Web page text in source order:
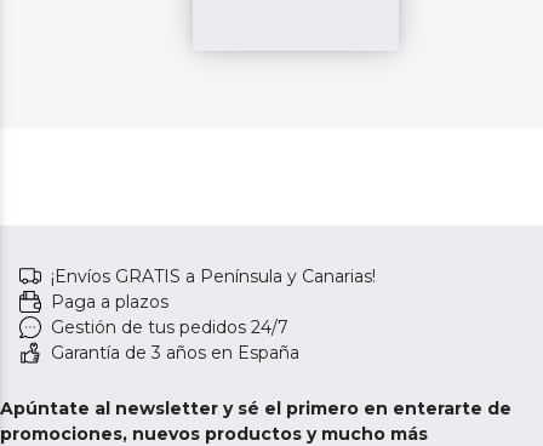
¡Envíos GRATIS a Península y Canarias!
Paga a plazos
Gestión de tus pedidos 24/7
Garantía de 3 años en España
Apúntate al newsletter y sé el primero en enterarte de
promociones, nuevos productos y mucho más